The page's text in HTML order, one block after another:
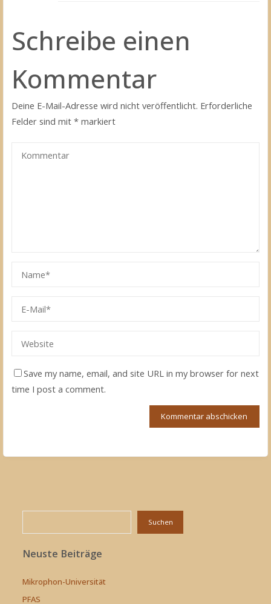
Schreibe einen
Kommentar
Deine E-Mail-Adresse wird nicht veröffentlicht. Erforderliche
Felder sind mit* markiert
Save my name, email, and site URL in my browser for next
time I post a comment.
Suchen
Neuste Beiträge
Mikrophon-Universität
PFAS